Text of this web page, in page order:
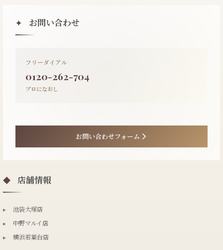
✦ お問い合わせ
フリーダイアル
0120-262-704
プロになおし
お問い合わせフォーム
◆ 店舗情報
▸
池袋大塚店
▸
中野マルイ店
▸
横浜若葉台店